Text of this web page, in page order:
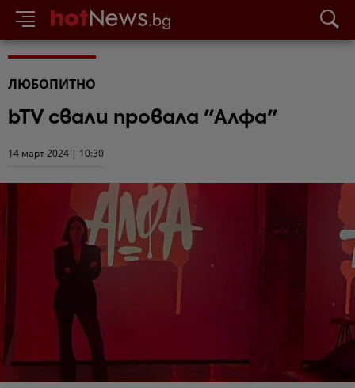
ЛЮБОПИТНО
bTV свали провала "Алфа"
14 март 2024 | 10:30